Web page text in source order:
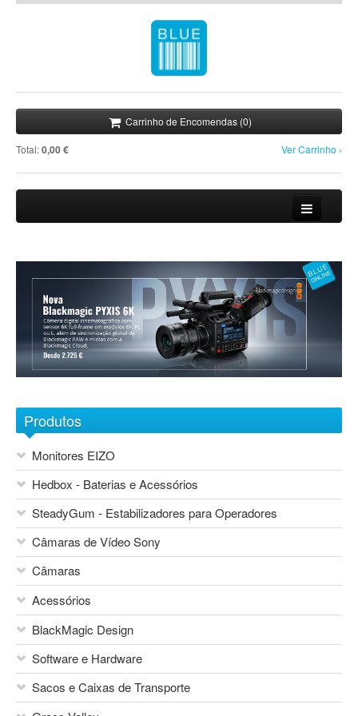
Carrinho de Encomendas (0)
Total:0,00 € Ver Carrinho ›
Promoções
Notícias
Sobre nós
Contactos
Produtos
Monitores EIZO
Hedbox - Baterias e Acessórios
SteadyGum - Estabilizadores para Operadores
Câmaras de Vídeo Sony
Câmaras
Blackmagic Design
Sony Network Camera Systems
Sony Foto e Vídeo Consumo
Canon
Sony
Acessórios
Áudio
Mesas de Mistura
Vocas
Flash Canon
BlackMagic Design
Software e Hardware
Sacos e Caixas de Transporte